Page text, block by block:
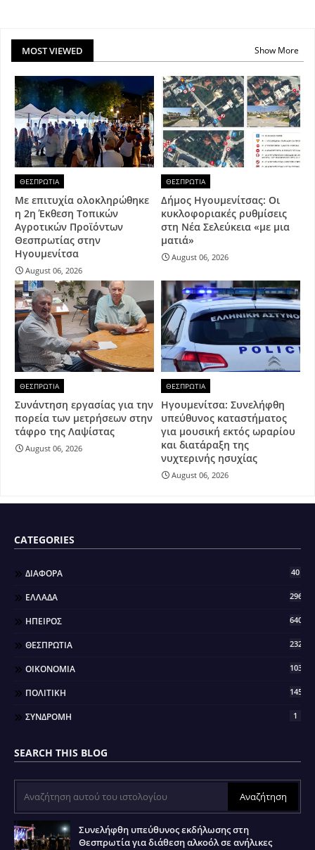
MOST VIEWED Show More
ΘΕΣΠΡΩΤΙΑ
Με επιτυχία ολοκληρώθηκε
η 2η Έκθεση Τοπικών
Αγροτικών Προϊόντων
Θεσπρωτίας στην
Ηγουμενίτσα
August 06, 2026
ΘΕΣΠΡΩΤΙΑ
Δήμος Ηγουμενίτσας: Οι
κυκλοφοριακές ρυθμίσεις
στη Νέα Σελεύκεια «με μια
ματιά»
August 06, 2026
ΘΕΣΠΡΩΤΙΑ
Συνάντηση εργασίας για την
πορεία των μετρήσεων στην
τάφρο της Λαψίστας
August 06, 2026
ΘΕΣΠΡΩΤΙΑ
Ηγουμενίτσα: Συνελήφθη
υπεύθυνος καταστήματος
για μουσική εκτός ωραρίου
και διατάραξη της
νυχτερινής ησυχίας
August 06, 2026
CATEGORIES
ΔΙΑΦΟΡΑ 40
ΕΛΛΑΔΑ 296
ΗΠΕΙΡΟΣ 640
ΘΕΣΠΡΩΤΙΑ 2321
ΟΙΚΟΝΟΜΙΑ 103
ΠΟΛΙΤΙΚΗ 145
ΣΥΝΔΡΟΜΗ 1
SEARCH THIS BLOG
Συνελήφθη υπεύθυνος εκδήλωσης στη
Θεσπρωτία για διάθεση αλκοόλ σε ανήλικες